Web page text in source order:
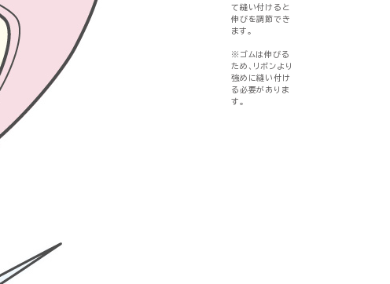
て縫い付けると
伸びを調節でき
ます。
※ゴムは伸びる
ため、リボンより
強めに縫い付け
る必要がありま
す。